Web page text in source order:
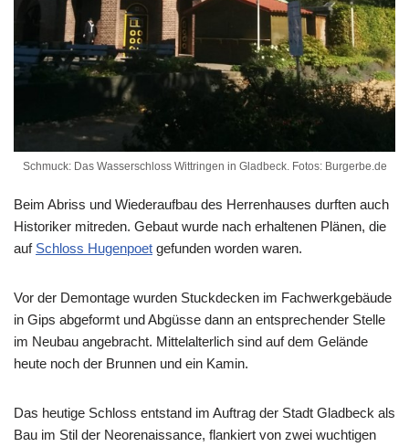
Schmuck: Das Wasserschloss Wittringen in Gladbeck. Fotos: Burgerbe.de
Beim Abriss und Wiederaufbau des Herrenhauses durften auch
Historiker mitreden. Gebaut wurde nach erhaltenen Plänen, die
auf Schloss Hugenpoet gefunden worden waren.
Vor der Demontage wurden Stuckdecken im Fachwerkgebäude
in Gips abgeformt und Abgüsse dann an entsprechender Stelle
im Neubau angebracht. Mittelalterlich sind auf dem Gelände
heute noch der Brunnen und ein Kamin.
Das heutige Schloss entstand im Auftrag der Stadt Gladbeck als
Bau im Stil der Neorenaissance, flankiert von zwei wuchtigen